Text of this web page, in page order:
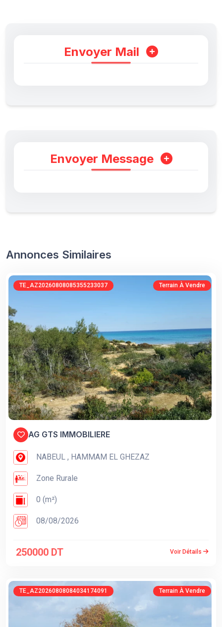
Envoyer Mail
Envoyer Message
Annonces Similaires
TE_AZ20260808085355233037 Terrain À Vendre
AG GTS IMMOBILIERE
NABEUL , HAMMAM EL GHEZAZ
Zone Rurale
0 (m²)
08/08/2026
250000 DT Voir Détails
TE_AZ20260808084034174091 Terrain À Vendre